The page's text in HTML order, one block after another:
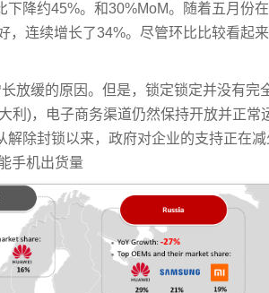
降约45%。和30%MoM。随着五月份
连续增长了34%。尽管环比比较看起来
放缓的原因。但是，锁定锁定并没有完
利)，电子商务渠道仍然保持开放并正常
除​​封锁以来，政府对企业的支持正在
手机出货量